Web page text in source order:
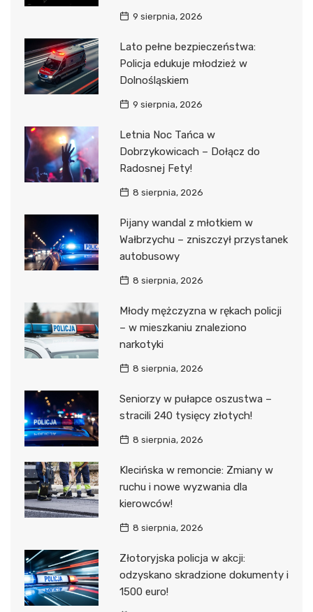
9 sierpnia, 2026
Lato pełne bezpieczeństwa:
Policja edukuje młodzież w
Dolnośląskiem
9 sierpnia, 2026
Letnia Noc Tańca w
Dobrzykowicach – Dołącz do
Radosnej Fety!
8 sierpnia, 2026
Pijany wandal z młotkiem w
Wałbrzychu – zniszczył przystanek
autobusowy
8 sierpnia, 2026
Młody mężczyzna w rękach policji
– w mieszkaniu znaleziono
narkotyki
8 sierpnia, 2026
Seniorzy w pułapce oszustwa –
stracili 240 tysięcy złotych!
8 sierpnia, 2026
Klecińska w remoncie: Zmiany w
ruchu i nowe wyzwania dla
kierowców!
8 sierpnia, 2026
Złotoryjska policja w akcji:
odzyskano skradzione dokumenty i
1500 euro!